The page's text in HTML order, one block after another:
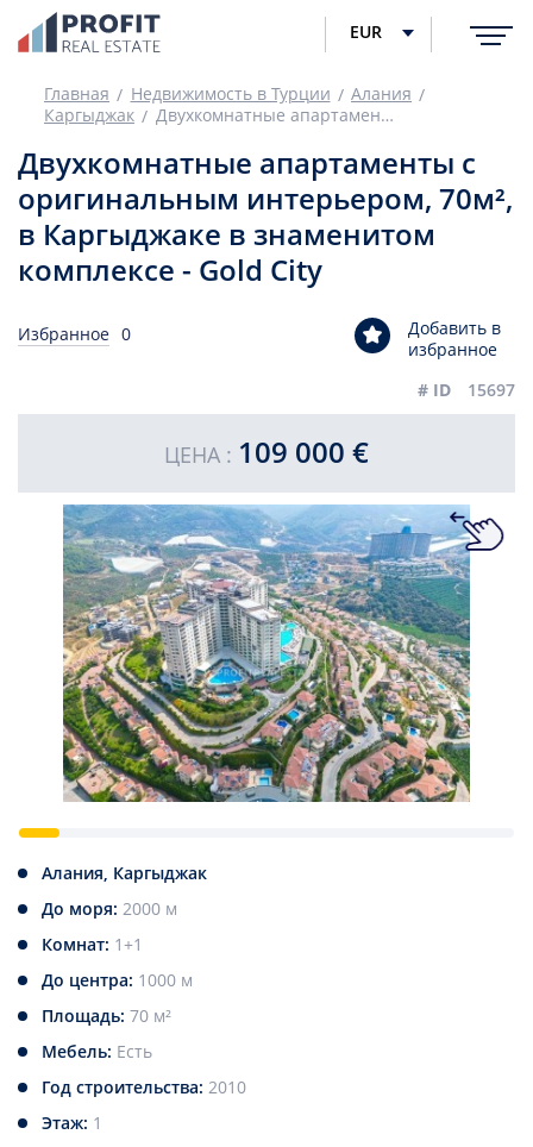
EUR
Главная Недвижимость в Турции
Алания
Каргыджак
Двухкомнатные апартаменты с оригинальным интерьером, 70м², в Каргыджаке в знаменитом комплексе - Gold City
Двухкомнатные апартаменты с
оригинальным интерьером, 70м²,
в Каргыджаке в знаменитом
комплексе - Gold City
Избранное 0
Добавить в
избранное
# ID
15697
ЦЕНА : 109 000 €
Алания, Каргыджак
До моря: 2000 м
Комнат: 1+1
До центра: 1000 м
Площадь: 70 м²
Мебель: Есть
Год строительства: 2010
Этаж: 1